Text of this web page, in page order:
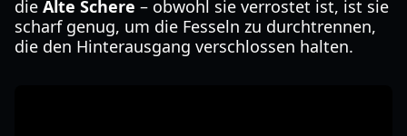
die Alte Schere – obwohl sie verrostet ist, ist sie
scharf genug, um die Fesseln zu durchtrennen,
die den Hinterausgang verschlossen halten.